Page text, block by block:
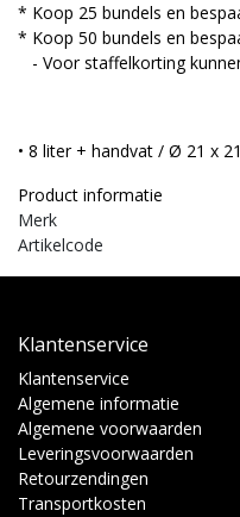
* Koop 25 bundels en
* Koop 50 bundels en
- Voor staffelkorting
• 8 liter + handvat / Ø 21 x
Product informatie
Merk
Artikelcode
Klantenservice
Klantenservice
Algemene informatie
Algemene voorwaarden
Leveringsvoorwaarden
Retourzendingen
Transportkosten